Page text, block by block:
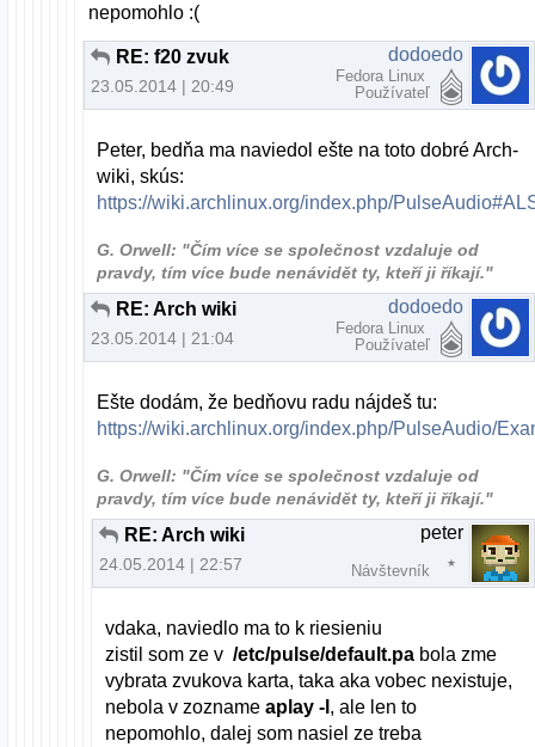
nepomohlo :(
RE: f20 zvuk
23.05.2014 | 20:49
dodoedo
Fedora Linux
Používateľ
Peter, bedňa ma naviedol ešte na toto dobré Arch-
wiki, skús:
https://wiki.archlinux.org/index.php/
G. Orwell: "Čím více se společnost vzdaluje od
pravdy, tím více bude nenávidět ty, kteří ji říkají."
RE: Arch wiki
23.05.2014 | 21:04
dodoedo
Fedora Linux
Používateľ
Ešte dodám, že bedňovu radu nájdeš tu:
https://wiki.archlinux.org/index.php/PulseAudio/
G. Orwell: "Čím více se společnost vzdaluje od
pravdy, tím více bude nenávidět ty, kteří ji říkají."
RE: Arch wiki
24.05.2014 | 22:57
peter
Návštevník
vdaka, naviedlo ma to k riesieniu
zistil som ze v /etc/pulse/default.pa bola zme
vybrata zvukova karta, taka aka vobec nexistuje,
nebola v zoznameaplay -l , ale len to
nepomohlo, dalej som nasiel ze treba